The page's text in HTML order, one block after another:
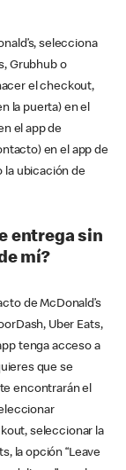
selecciona
Grubhub o
el checkout,
la puerta) en el
el app de
en el app de
la ubicación de
entrega sin
mí?
de McDonald’s
Uber Eats,
tenga acceso a
que se
encontrarán el
seleccionar la
la opción “Leave